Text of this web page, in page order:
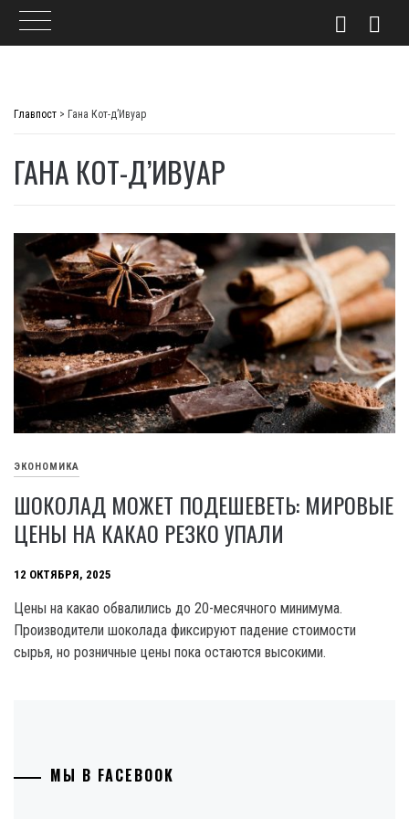
Главпост > Гана Кот-д’Ивуар
ГАНА КОТ-Д’ИВУАР
ЭКОНОМИКА
ШОКОЛАД МОЖЕТ ПОДЕШЕВЕТЬ: МИРОВЫЕ
ЦЕНЫ НА КАКАО РЕЗКО УПАЛИ
12 ОКТЯБРЯ, 2025
Цены на какао обвалились до 20-месячного минимума.
Производители шоколада фиксируют падение стоимости
сырья, но розничные цены пока остаются высокими.
МЫ В FACEBOOK